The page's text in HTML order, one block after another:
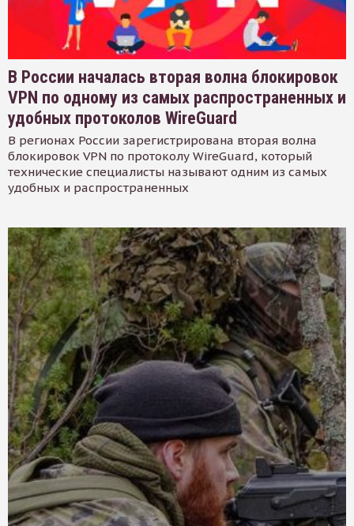
В России началась вторая волна блокировок
VPN по одному из самых распространенных и
удобных протоколов WireGuard
В регионах России зарегистрирована вторая волна
блокировок VPN по протоколу WireGuard, который
технические специалисты называют одним из самых
удобных и распространенных